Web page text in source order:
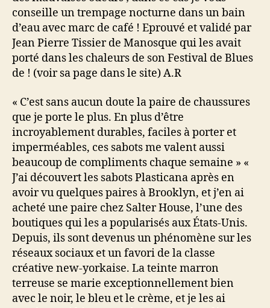
conseille un trempage nocturne dans un bain
d’eau avec marc de café ! Eprouvé et validé par
Jean Pierre Tissier de Manosque qui les avait
porté dans les chaleurs de son Festival de Blues
de ! (voir sa page dans le site) A.R
« C’est sans aucun doute la paire de chaussures
que je porte le plus. En plus d’être
incroyablement durables, faciles à porter et
imperméables, ces sabots me valent aussi
beaucoup de compliments chaque semaine » «
J’ai découvert les sabots Plasticana après en
avoir vu quelques paires à Brooklyn, et j’en ai
acheté une paire chez Salter House, l’une des
boutiques qui les a popularisés aux États-Unis.
Depuis, ils sont devenus un phénomène sur les
réseaux sociaux et un favori de la classe
créative new-yorkaise. La teinte marron
terreuse se marie exceptionnellement bien
avec le noir, le bleu et le crème, et je les ai